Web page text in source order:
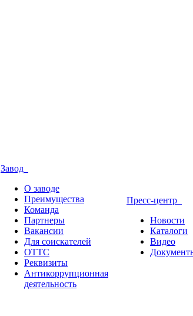
Завод
О заводе
Преимущества
Команда
Партнеры
Вакансии
Для соискателей
ОТТС
Реквизиты
Антикоррупционная
деятельность
Пресс-центр
Новости
Каталоги
Видео